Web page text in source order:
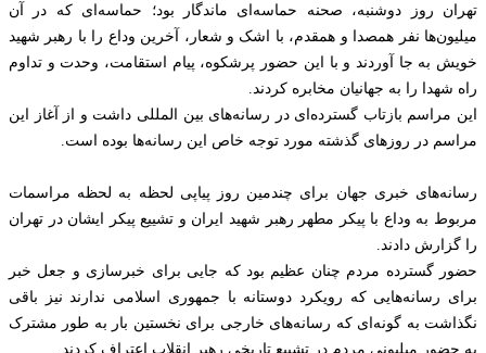
تهران روز دوشنبه، صحنه حماسه‌ای ماندگار بود؛ حماسه‌ای که در آن
میلیون‌ها نفر همصدا و همقدم، با اشک و شعار، آخرین وداع را با رهبر شهید
خویش به جا آوردند و با این حضور پرشکوه، پیام استقامت، وحدت و تداوم
راه شهدا را به جهانیان مخابره کردند.
این مراسم بازتاب گسترده‌ای در رسانه‌های بین المللی داشت و از آغاز این
مراسم در روز‌های گذشته مورد توجه خاص این رسانه‌ها بوده است.
رسانه‌های خبری جهان برای چندمین روز پیاپی لحظه به لحظه مراسمات
مربوط به وداع با پیکر مطهر رهبر شهید ایران و تشییع پیکر ایشان در تهران
را گزارش دادند.
حضور گسترده مردم چنان عظیم بود که جایی برای خبرسازی و جعل خبر
برای رسانه‌هایی که رویکرد دوستانه با جمهوری اسلامی ندارند نیز باقی
نگذاشت به گونه‌ای که رسانه‌های خارجی برای نخستین بار به طور مشترک
به حضور میلیونی مردم در تشییع تاریخی رهبر انقلاب اعتراف کردند.